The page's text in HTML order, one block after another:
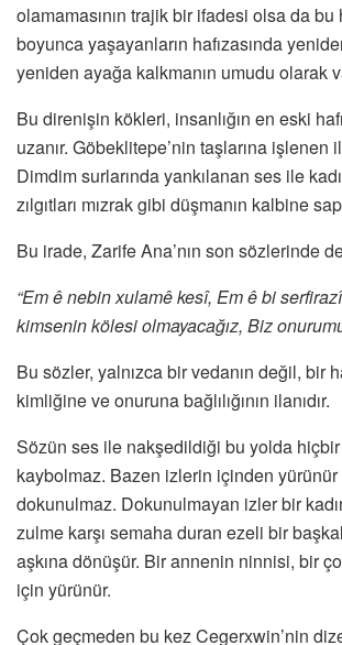
olamamasının trajik bir ifadesi olsa da bu
boyunca yaşayanların hafızasında
yeniden ayağa kalkmanın umudu olarak
Bu direnişin kökleri, insanlığın en eski
uzanır. Göbeklitepe’nin taşlarına işlenen
Dimdim surlarında yankılanan ses ile
zılgıtları mızrak gibi düşmanın kalbine
Bu irade, Zarife Ana’nın son sözlerinde
“Em ê nebin xulamê kesî, Em ê bi
kimsenin kölesi olmayacağız, Biz
Bu sözler, yalnızca bir vedanın değil, bir
kimliğine ve onuruna bağlılığının ilanıdır.
Sözün ses ile nakşedildiği bu yolda
kaybolmaz. Bazen izlerin içinden
dokunulmaz. Dokunulmayan izler bir
zulme karşı semaha duran ezeli bir
aşkına dönüşür. Bir annenin ninnisi, bir
için yürünür.
Çok geçmeden bu kez Cegerxwin’nin